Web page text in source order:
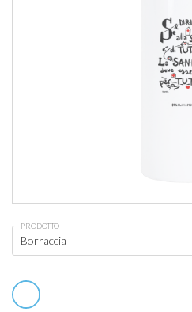
PRODOTTO